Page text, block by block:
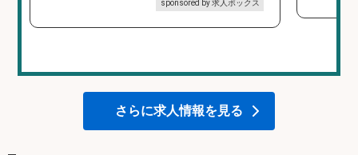
sponsored by 求人ボックス
さらに求人情報を見る